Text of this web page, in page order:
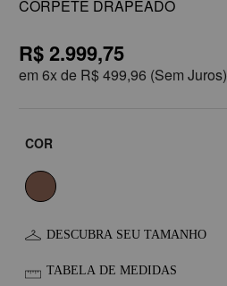
CORPETE DRAPEADO
R$ 2.999,75
em 6x de R$ 499,96 (Sem Juros)
COR
DESCUBRA SEU TAMANHO
TABELA DE MEDIDAS